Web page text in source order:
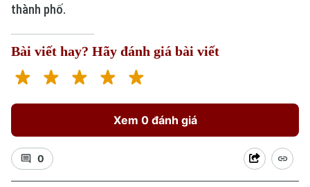
thành phố.
Bài viết hay? Hãy đánh giá bài viết
Xem 0 đánh giá
0